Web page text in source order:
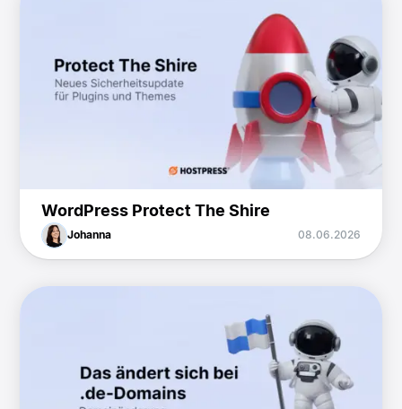
WordPress Protect The Shire
Johanna 08.06.2026